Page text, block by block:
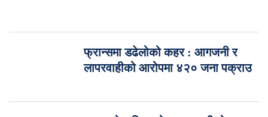
फ्रान्समा डढेलोको कहर : आगजनी र
लापरवाहीको आरोपमा ४२० जना पक्राउ